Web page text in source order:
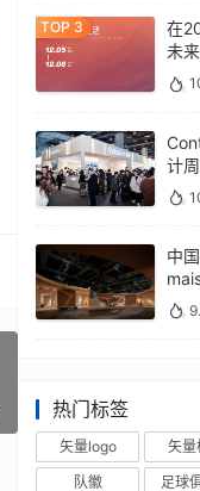
在
未
计
深
中
海
热门标签
矢量logo 矢量
队徽
足球